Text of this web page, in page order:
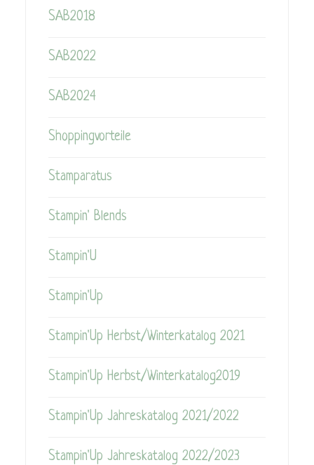
SAB2018
SAB2022
SAB2024
Shoppingvorteile
Stamparatus
Stampin' Blends
Stampin'U
Stampin'Up
Stampin'Up Herbst/Winterkatalog 2021
Stampin'Up Herbst/Winterkatalog2019
Stampin'Up Jahreskatalog 2021/2022
Stampin'Up Jahreskatalog 2022/2023